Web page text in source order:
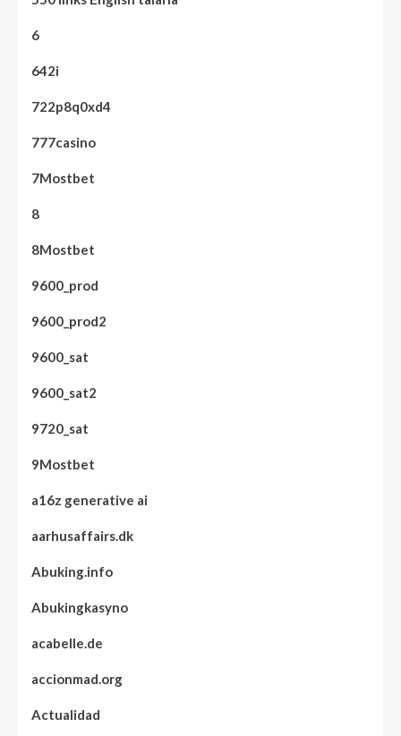
6
642i
722p8q0xd4
777casino
7Mostbet
8
8Mostbet
9600_prod
9600_prod2
9600_sat
9600_sat2
9720_sat
9Mostbet
a16z generative ai
aarhusaffairs.dk
Abuking.info
Abukingkasyno
acabelle.de
accionmad.org
Actualidad